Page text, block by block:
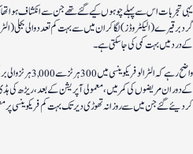
یہی تجربات اس سے پہلے چوہوں کیے گئے تھے جن سے انکشاف ہوا
گرد برقیرے (الیکٹروڈز) لگا کر ان میں سے بہت کم تعدد والی بجلی
کے درد میں بہت کمی کی جاسکتی ہے۔
واضح رہے کہ الٹرا
کے دوران مریضوں کی کمر میں، معمولی آپریشن کے بعد، ریڑھ
کردیئے گئے جن میں سے روزانہ تھوڑی دیر تک بہت کم فریکوینسی پر